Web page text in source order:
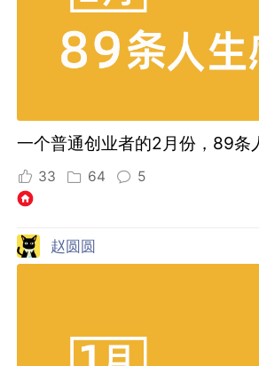
一个普通创业者的2月份，89条
33 64 5
赵圆圆